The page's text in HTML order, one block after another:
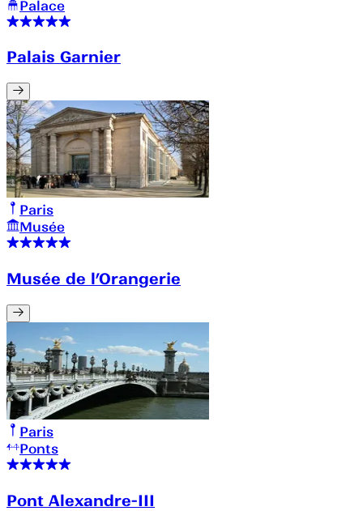
Palace
Palais Garnier
Paris
Musée
Musée de l’Orangerie
Paris
Ponts
Pont Alexandre-III